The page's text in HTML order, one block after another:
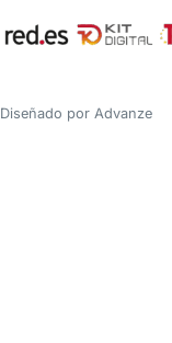
Diseñado por Advanze